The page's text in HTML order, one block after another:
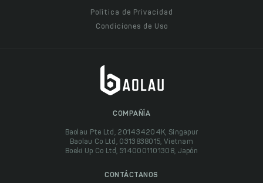
Política de Privacidad
Condiciones de Uso
COMPAÑÍA
Baolau Pte Ltd, 201434204K, Singapur
Baolau Co Ltd, 0313838015, Vietnam
Boeki Up Co Ltd, 5140001101308, Japón
CONTÁCTANOS